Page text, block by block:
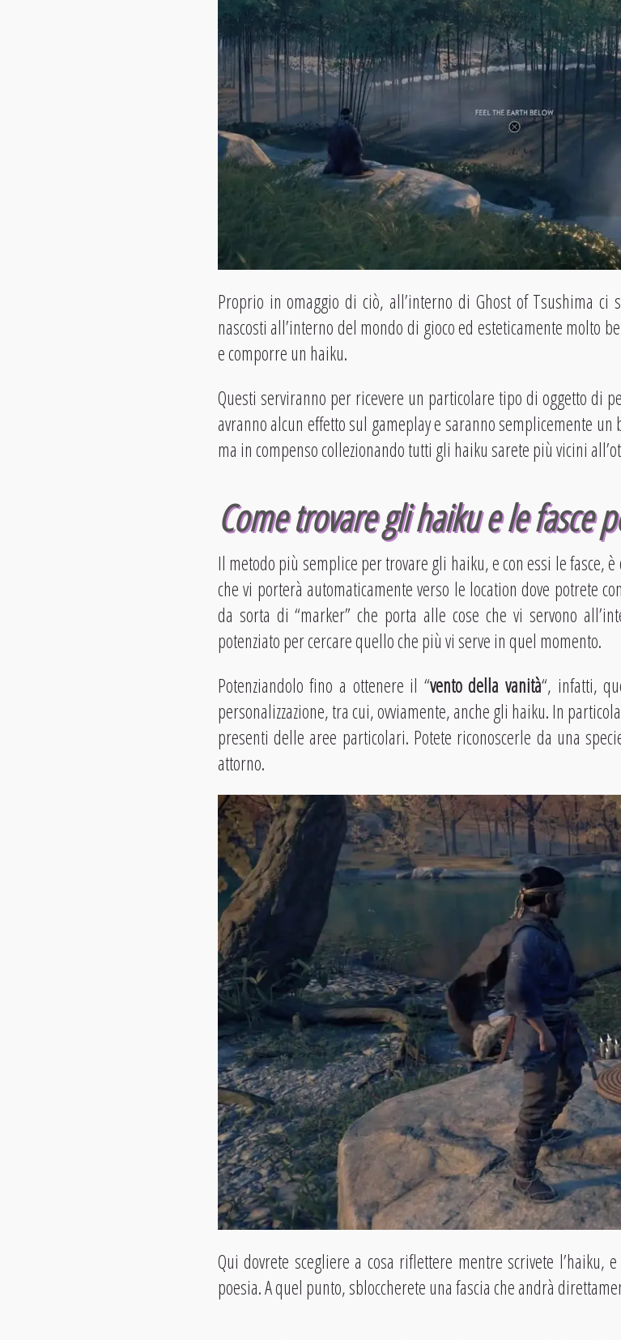
Proprio in omaggio di ciò, all’interno di Ghost of Tsushima ci
nascosti all’interno del mondo di gioco ed esteticamente molto
e comporre un haiku.
Questi serviranno per ricevere un particolare tipo di oggetto di
avranno alcun effetto sul gameplay e saranno semplicemente
ma in compenso collezionando tutti gli haiku sarete più vicini
Come trovare gli haiku e le fasce
Il metodo più semplice per trovare gli haiku, e con essi le fasce,
che vi porterà automaticamente verso le location dove potrete
da sorta di “marker” che porta alle cose che vi servono
potenziato per cercare quello che più vi serve in quel momento.
Potenziandolo fino a ottenere il “vento della vanità“, infatti,
personalizzazione, tra cui, ovviamente, anche gli haiku. In
presenti delle aree particolari. Potete riconoscerle da una
attorno.
Qui dovrete scegliere a cosa riflettere mentre scrivete l’haiku,
poesia. A quel punto, sbloccherete una fascia che andrà